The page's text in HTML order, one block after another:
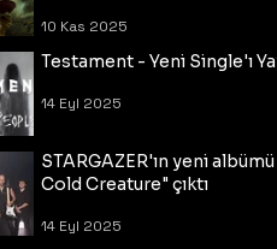
10 Kas 2025
Testament - Yeni Single'ı
14 Eyl 2025
STARGAZER'ın yeni
Cold Creature" çıktı
14 Eyl 2025